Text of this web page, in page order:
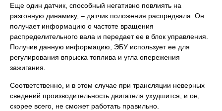
Еще один датчик, способный негативно повлиять на
разгонную динамику, – датчик положения распредвала. Он
получает информацию о частоте вращения
распределительного вала и передает ее в блок управления.
Получив данную информацию, ЭБУ использует ее для
регулирования впрыска топлива и угла опережения
зажигания.
Соответственно, и в этом случае при трансляции неверных
сведений производительность двигателя ухудшится, и он,
скорее всего, не сможет работать правильно.